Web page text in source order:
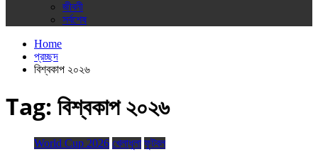
জীবনী
সর্বশেষ
Home
প্রচ্ছদ
বিশ্বকাপ ২০২৬
Tag: বিশ্বকাপ ২০২৬
World Cup 2026 খেলাধুলা ফুটবল